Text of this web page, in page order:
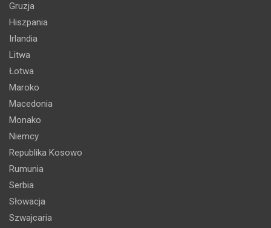
Gruzja
Hiszpania
Irlandia
Litwa
Łotwa
Maroko
Macedonia
Monako
Niemcy
Republika Kosowo
Rumunia
Serbia
Słowacja
Szwajcaria